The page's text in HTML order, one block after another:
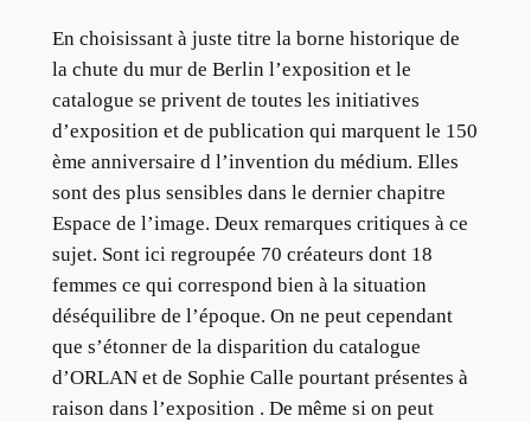
En choisissant à juste titre la borne historique de
la chute du mur de Berlin l’exposition et le
catalogue se privent de toutes les initiatives
d’exposition et de publication qui marquent le 150
ème anniversaire d l’invention du médium. Elles
sont des plus sensibles dans le dernier chapitre
Espace de l’image. Deux remarques critiques à ce
sujet. Sont ici regroupée 70 créateurs dont 18
femmes ce qui correspond bien à la situation
déséquilibre de l’époque. On ne peut cependant
que s’étonner de la disparition du catalogue
d’ORLAN et de Sophie Calle pourtant présentes à
raison dans l’exposition . De même si on peut